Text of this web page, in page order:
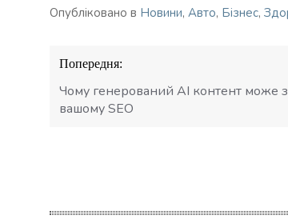
Опубліковано в Новини, Авто, Бізнес,
Навігація
записів
Попередня:
Чому генерований AI контент може
вашому SEO